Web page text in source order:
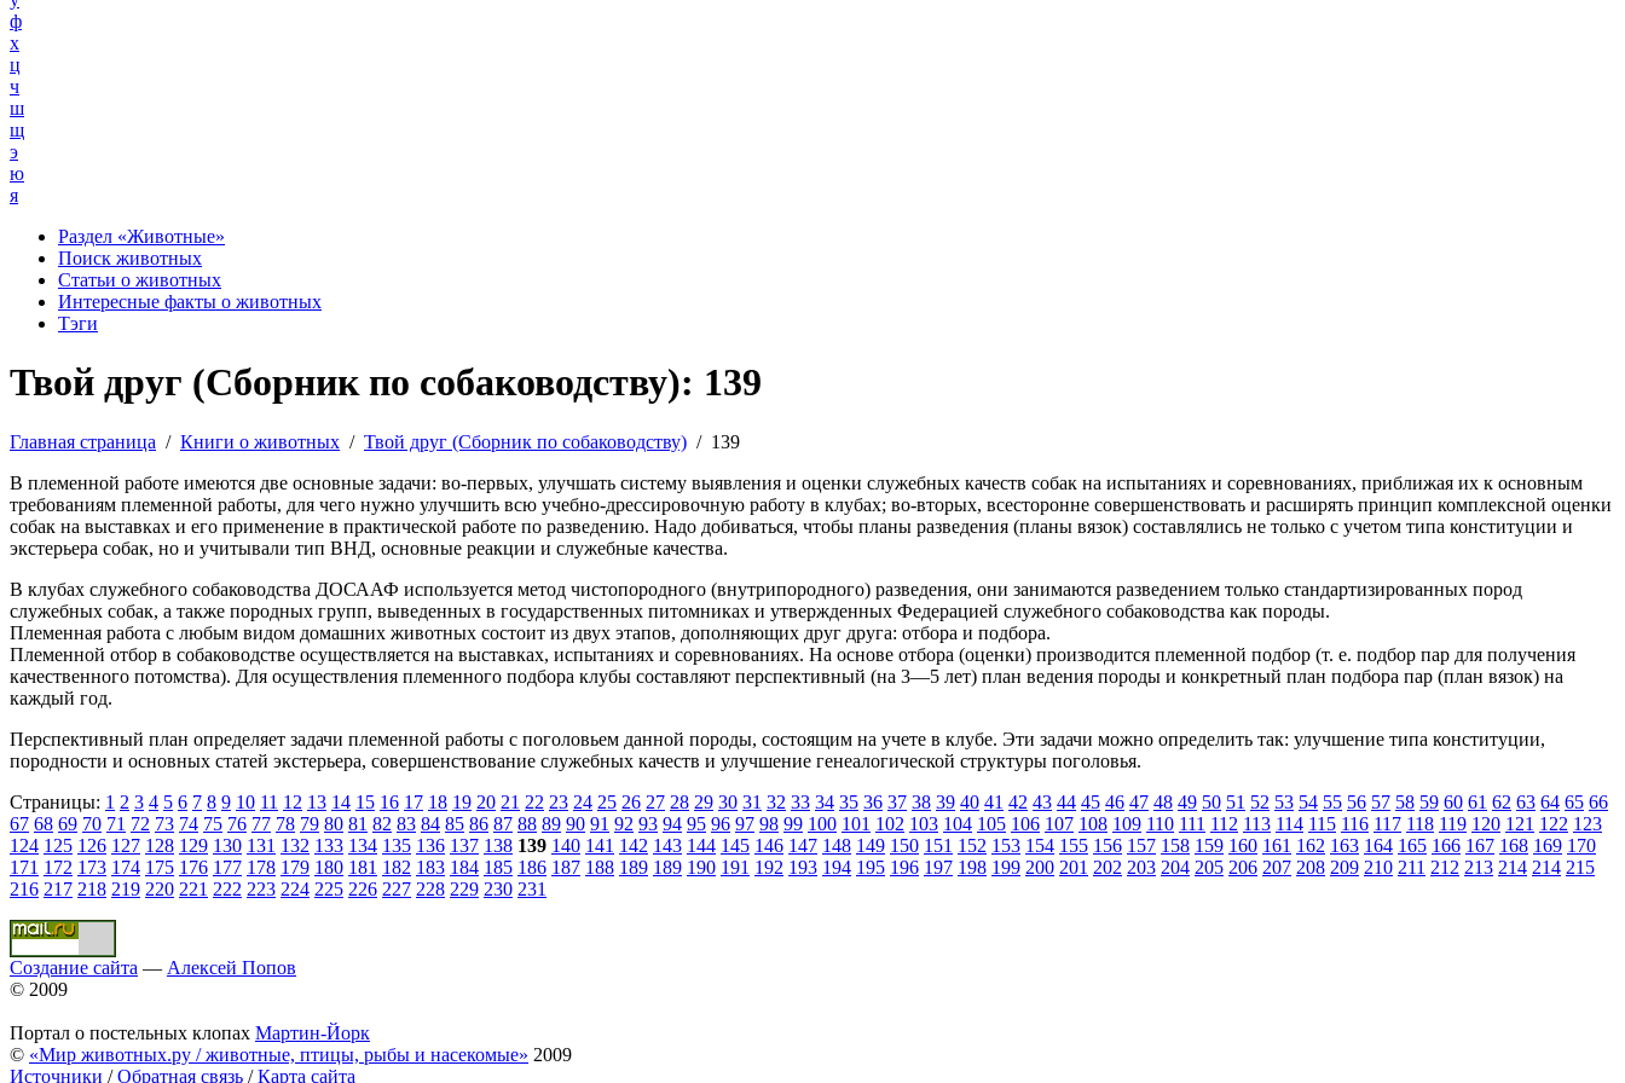
ф
х
ц
ч
ш
щ
э
ю
я
Раздел «Животные»
Поиск животных
Статьи о животных
Интересные факты о животных
Тэги
Твой друг (Сборник по собаководству): 139
Главная страница / Книги о животных / Твой друг (Сборник по собаководству) / 139
В племенной работе имеются две основные задачи: во-первых, улучшать систему выявления и оценки служебных качеств собак на испытаниях и соревнованиях, приближая их к основным
требованиям племенной работы, для чего нужно улучшить всю учебно-дрессировочную работу в клубах; во-вторых, всесторонне совершенствовать и расширять принцип комплексной оценки
собак на выставках и его применение в практической работе по разведению. Надо добиваться, чтобы планы разведения (планы вязок) составлялись не только с учетом типа конституции и
экстерьера собак, но и учитывали тип ВНД, основные реакции и служебные качества.
В клубах служебного собаководства ДОСААФ используется метод чистопородного (внутрипородного) разведения, они занимаются разведением только стандартизированных пород
служебных собак, а также породных групп, выведенных в государственных питомниках и утвержденных Федерацией служебного собаководства как породы.
Племенная работа с любым видом домашних животных состоит из двух этапов, дополняющих друг друга: отбора и подбора.
Племенной отбор в собаководстве осуществляется на выставках, испытаниях и соревнованиях. На основе отбора (оценки) производится племенной подбор (т. е. подбор пар для получения
качественного потомства). Для осуществления племенного подбора клубы составляют перспективный (на 3—5 лет) план ведения породы и конкретный план подбора пар (план вязок) на
каждый год.
Перспективный план определяет задачи племенной работы с поголовьем данной породы, состоящим на учете в клубе. Эти задачи можно определить так: улучшение типа конституции,
породности и основных статей экстерьера, совершенствование служебных качеств и улучшение генеалогической структуры поголовья.
Страницы: 1 2 3 4 5 6 7 8 9 10 11 12 13 14 15 16 17 18 19 20 21 22 23 24 25 26 27 28 29 30 31 32 33 34 35 36 37 38 39 40 41 42 43 44 45 46 47 48 49 50 51 52 53 54 55 56 57 58 59 60 61 62 63 64 65 66
67 68 69 70 71 72 73 74 75 76 77 78 79 80 81 82 83 84 85 86 87 88 89 90 91 92 93 94 95 96 97 98 99 100 101 102 103 104 105 106 107 108 109 110 111 112 113 114 115 116 117 118 119 120 121 122 123
124 125 126 127 128 129 130 131 132 133 134 135 136 137 138 139 140 141 142 143 144 145 146 147 148 149 150 151 152 153 154 155 156 157 158 159 160 161 162 163 164 165 166 167 168 169 170
171 172 173 174 175 176 177 178 179 180 181 182 183 184 185 186 187 188 189 189 190 191 192 193 194 195 196 197 198 199 200 201 202 203 204 205 206 207 208 209 210 211 212 213 214 214 215
216 217 218 219 220 221 222 223 224 225 226 227 228 229 230 231
Создание сайта — Алексей Попов
© 2009
Портал о постельных клопах Мартин-Йорк
© «Мир животных.ру / животные, птицы, рыбы и насекомые» 2009
Источники /Обратная связь /Карта сайта